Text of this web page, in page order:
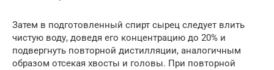
Затем в подготовленный спирт сырец следует влить
чистую воду, доведя его концентрацию до 20% и
подвергнуть повторной дистилляции, аналогичным
образом отсекая хвосты и головы. При повторной